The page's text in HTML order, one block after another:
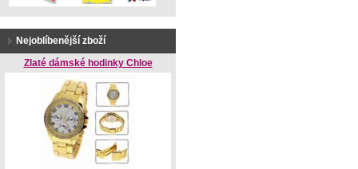
Nejoblíbenější zboží
Zlaté dámské hodinky Chloe